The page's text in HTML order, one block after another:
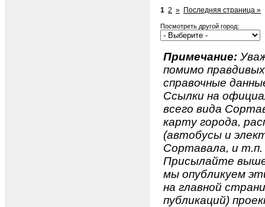
1 2 » Последняя страница »
Посмотреть другой город:
Примечание:
помимо
справочные
Ссылки на
всего вида
карту города,
(автобусы и
Сортавала, и т.п.
Присылайте
мы опубликуем
на главной
публикаций)